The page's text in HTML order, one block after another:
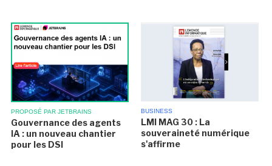
PROPOSÉ PAR JETBRAINS
Gouvernance des agents
IA : un nouveau chantier
pour les DSI
BUSINESS
LMI MAG 30 : La
souveraineté numérique
s'affirme